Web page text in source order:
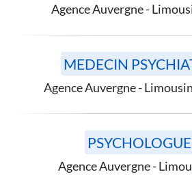
Agence Auvergne -
MEDECIN
Agence Auvergne - Limousin
Agence Auvergne -